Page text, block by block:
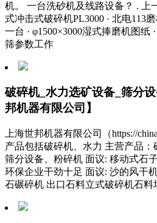
机。 一台洗砂机及线路设备？ . 上
式冲击式破碎机PL3000 · 北电113
一台 · φ1500×3000湿式捧磨机图纸
筛参数工作
破碎机_水力选矿设备_筛分
邦机器有限公司】
上海世邦机器有限公司（https://
产品包括破碎机、水力 主营产品：
筛分设备、粉碎机 面议: 移动式石
环保企业干劲十足 面议: 沙的风干
石碾碎机 出口石料立式破碎机石料